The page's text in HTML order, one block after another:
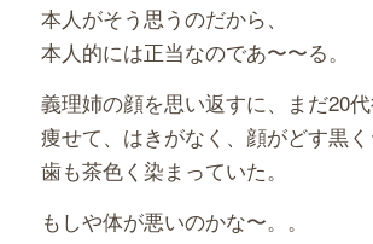
本人がそう思うのだから、
本人的には正当なのであ〜〜る。
義理姉の顔を思い返すに、まだ20
痩せて、はきがなく、顔がどす黒く
歯も茶色く染まっていた。
もしや体が悪いのかな〜。。